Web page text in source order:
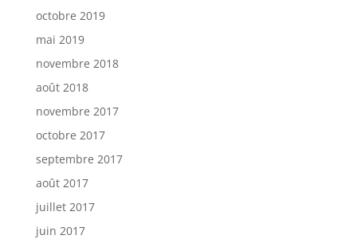
octobre 2019
mai 2019
novembre 2018
août 2018
novembre 2017
octobre 2017
septembre 2017
août 2017
juillet 2017
juin 2017